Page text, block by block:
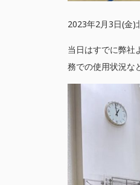
2023年2月3日(金)
当日はすでに弊社
務での使用状況な